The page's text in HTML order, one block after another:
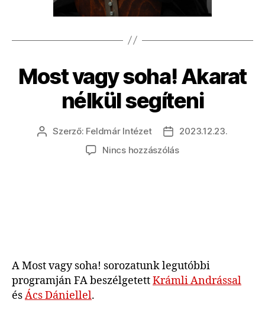
Most vagy soha! Akarat
nélkül segíteni
Bejegyzés
Szerző: Feldmár Intézet
Bejegyzés
dátuma
2023.12.23.
Nincs hozzászólása(z)
A Most vagy soha! sorozatunk legutóbbi
programján FA beszélgetettKrámli Andrással
ésÁcs Dániellel.